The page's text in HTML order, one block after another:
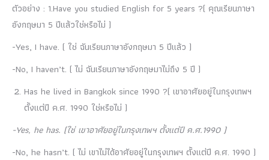
ตัวอย่าง : 1.Have you studied English for 5 years ?( คุณเรียนภาษา
อังกฤษมา 5 ปีแล้วใช่หรือไม่ )
-Yes, I have. ( ใช่ ฉันเรียนภาษาอังกฤษมา 5 ปีแล้ว )
-No, I haven’t. ( ไม่ ฉันเรียนภาษาอังกฤษมาไม่ถึง 5 ปี )
Has he lived in Bangkok since 1990 ?( เขาอาศัยอยู่ในกรุงเทพฯ
ตั้งแต่ปี ค.ศ. 1990 ใช่หรือไม่ )
-Yes, he has. (ใช่ เขาอาศัยอยู่ในกรุงเทพฯ ตั้งแต่ปี ค.ศ.1990 )
-No, he hasn’t. ( ไม่ เขาไม่ได้อาศัยอยู่ในกรุงเทพฯ ตั้งแต่ปี ค.ศ. 1990 )